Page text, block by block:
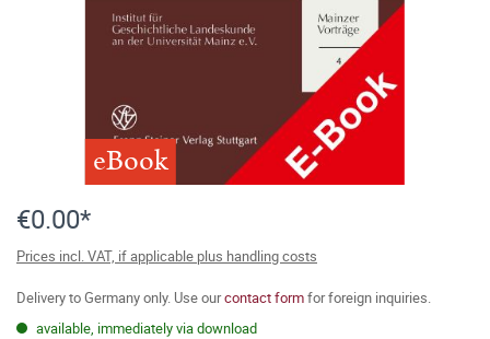
eBook
€0.00*
Prices incl. VAT, if applicable plus handling costs
Delivery to Germany only. Use ourcontact formfor foreign inquiries.
available, immediately via download